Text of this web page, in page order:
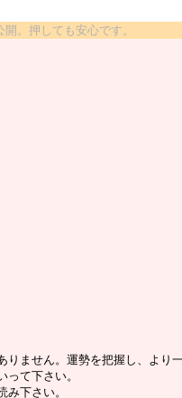
。押しても安心です。
りません。運勢を把握し、より
って下さい。
み下さい。